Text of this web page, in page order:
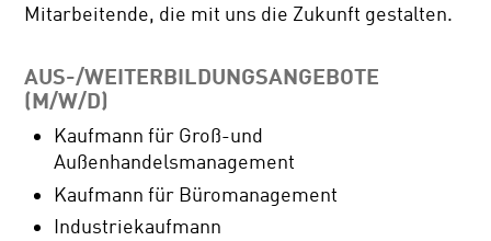
Mitarbeitende, die mit uns die Zukunft gestalten.
AUS-/WEITERBILDUNGSANGEBOTE
(M/W/D)
Kaufmann für Groß-und
Außenhandelsmanagement
Kaufmann für Büromanagement
Industriekaufmann